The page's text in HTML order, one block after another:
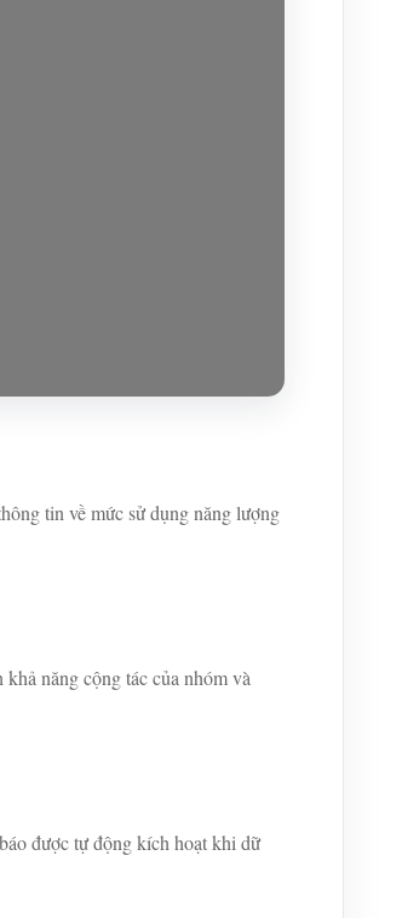
tin về mức sử dụng năng lượng
năng cộng tác của nhóm và
được tự động kích hoạt khi dữ